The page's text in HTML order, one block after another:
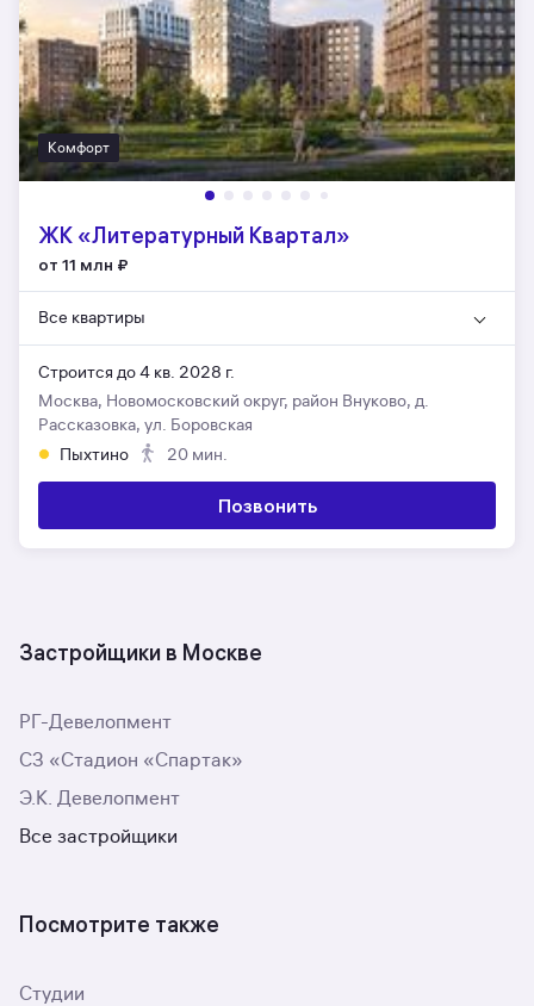
Комфорт
ЖК «Литературный Квартал»
от 11 млн ₽
Все квартиры
Строится до 4 кв. 2028 г.
Москва, Новомосковский округ, район Внуково, д.
Рассказовка, ул. Боровская
Пыхтино
20 мин.
Позвонить
Застройщики в Москве
РГ-Девелопмент
СЗ «Стадион «Спартак»
Э.К. Девелопмент
Все застройщики
Посмотрите также
Студии